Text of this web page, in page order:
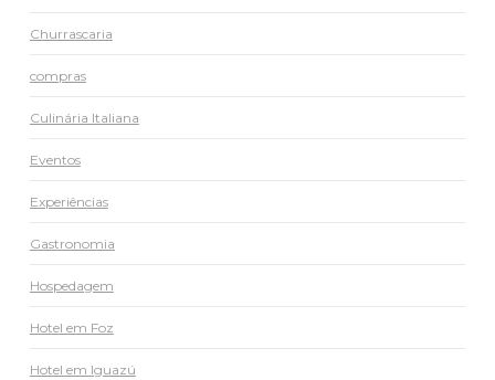
Churrascaria
compras
Culinária Italiana
Eventos
Experiências
Gastronomia
Hospedagem
Hotel em Foz
Hotel em Iguazú